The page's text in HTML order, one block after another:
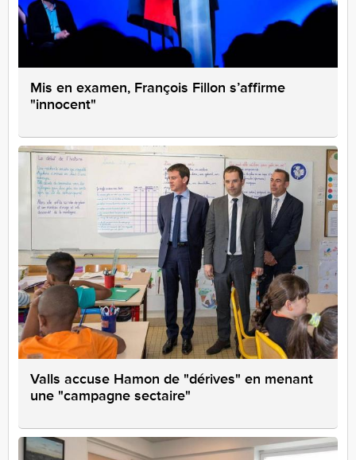
Mis en examen, François Fillon s’affirme
"innocent"
Valls accuse Hamon de "dérives" en menant
une "campagne sectaire"